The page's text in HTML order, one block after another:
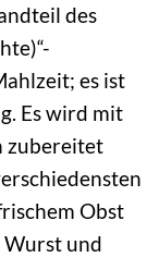
des
es ist
Es wird mit
zubereitet
Obst
Wurst und